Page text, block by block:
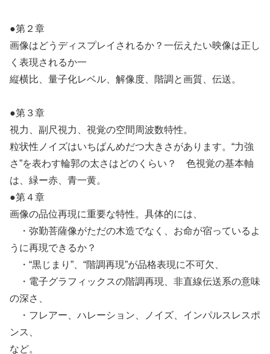
●第２章
画像はどうディスプレイされるか？一伝えたい映像は正し
く表現されるか一
縦横比、量子化レベル、解像度、階調と画質、伝送。
●第３章
視力、副尺視力、視覚の空間周波数特性。
粒状性ノイズはいちばんめだつ大きさがあります。“力強
さ”を表わす輪郭の太さはどのくらい？ 色視覚の基本軸
は、緑ー赤、青一黄。
●第４章
画像の品位再現に重要な特性。具体的には、
・弥勤菩薩像がただの木造でなく、お命が宿っているよ
うに再現できるか？
・“黒じまり”、“階調再現”が品格表現に不可欠、
・電子グラフィックスの階調再現、非直線伝送系の意味
の深さ、
・フレアー、ハレーション、ノイズ、インパルスレスポ
ンス、
など。